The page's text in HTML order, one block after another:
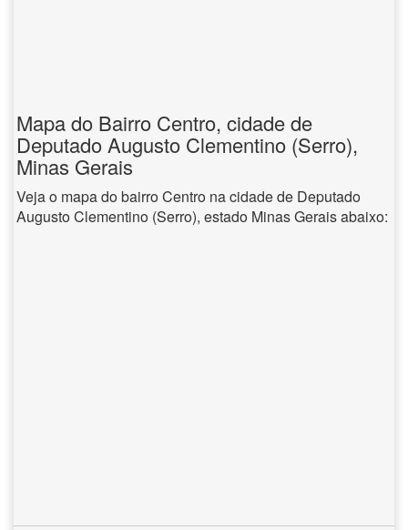
Mapa do Bairro Centro, cidade de
Deputado Augusto Clementino (Serro),
Minas Gerais
Veja o mapa do bairro Centro na cidade de Deputado
Augusto Clementino (Serro), estado Minas Gerais abaixo: